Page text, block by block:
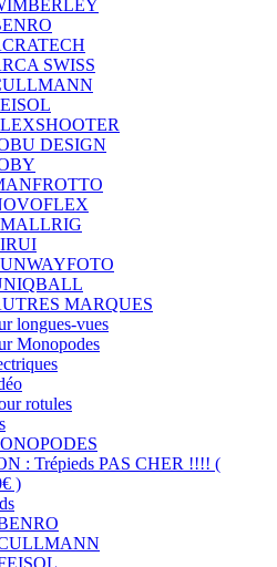
SWISS
DESIGN
MARQUES
longues-vues
Monopodes
rotules
: Trépieds PAS CHER !!!! (
)